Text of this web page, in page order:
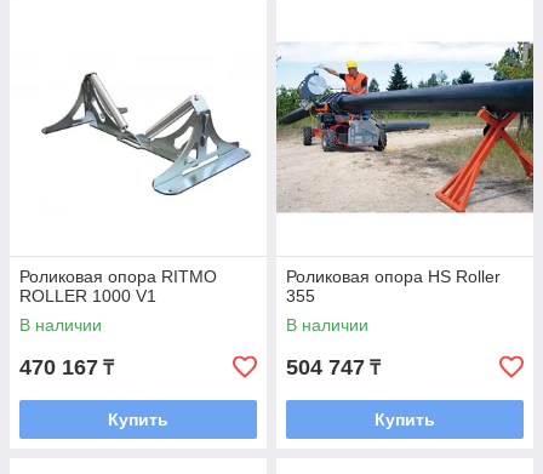
Роликовая опора RITMO
ROLLER 1000 V1
В наличии
470 167 ₸
Купить
Роликовая опора HS Roller
355
В наличии
504 747 ₸
Купить